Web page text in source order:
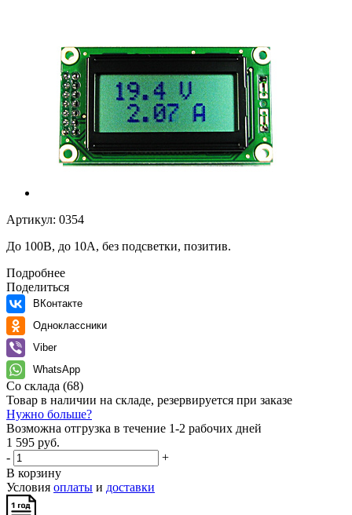
Артикул: 0354
До 100В, до 10А, без подсветки, позитив.
Подробнее
Поделиться
ВКонтакте
Одноклассники
Viber
WhatsApp
Со склада (68)
Товар в наличии на складе, резервируется при заказе
Нужно больше?
Возможна отгрузка в течение 1-2 рабочих дней
1 595 руб.
-
+
В корзину
Условия оплаты и доставки